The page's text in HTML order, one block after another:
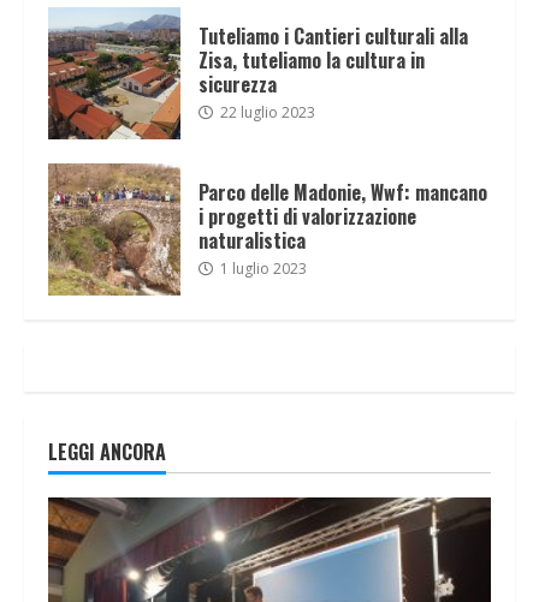
Tuteliamo i Cantieri culturali alla
Zisa, tuteliamo la cultura in
sicurezza
22 luglio 2023
Parco delle Madonie, Wwf: mancano
i progetti di valorizzazione
naturalistica
1 luglio 2023
LEGGI ANCORA